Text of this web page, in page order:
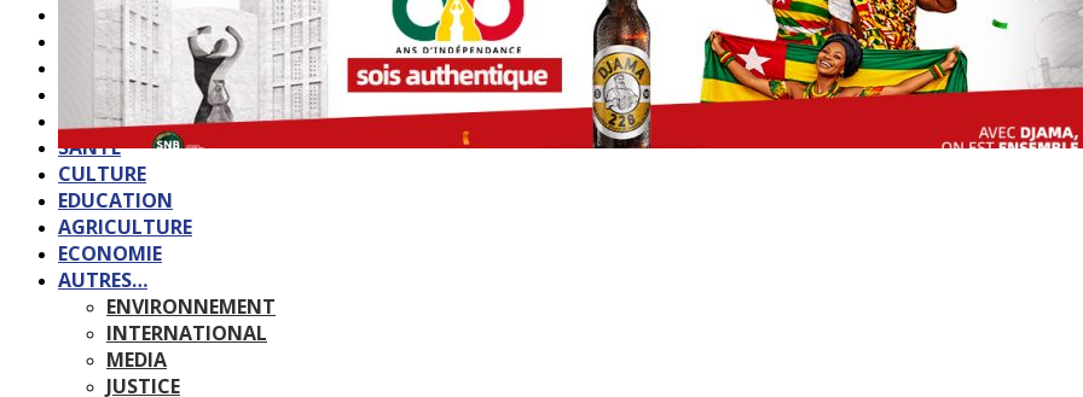
ACCUEIL
QUI SOMMES-NOUS?
POLITIQUE
SOCIETE
SPORTS
SANTE
CULTURE
EDUCATION
AGRICULTURE
ECONOMIE
AUTRES…
ENVIRONNEMENT
INTERNATIONAL
MEDIA
JUSTICE